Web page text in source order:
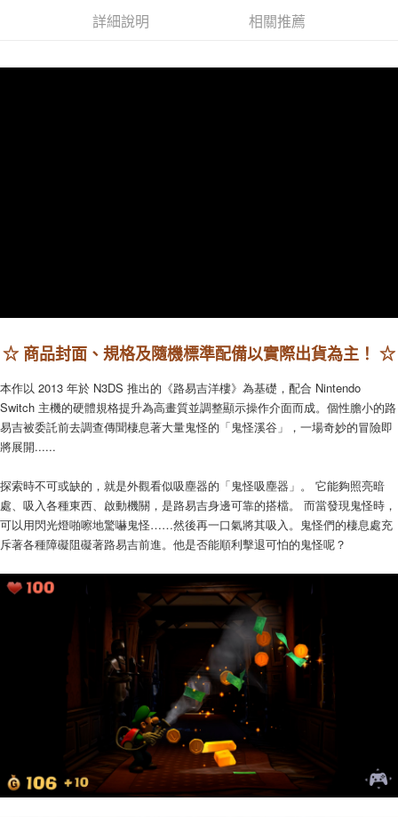
每筆NT$60，滿NT$1,290(含以上)免運費
每筆NT$60，滿NT$1,290(含以上)免運費
每筆NT$200
詳細說明 相關推薦
☆ 商品封面、規格及隨機標準配備以實際出貨為主！ ☆
本作以 2013 年於 N3DS 推出的《路易吉洋樓》為基礎，配合 Nintendo
Switch 主機的硬體規格提升為高畫質並調整顯示操作介面而成。個性膽小的路
易吉被委託前去調查傳聞棲息著大量鬼怪的「鬼怪溪谷」，一場奇妙的冒險即
將展開......
探索時不可或缺的，就是外觀看似吸塵器的「鬼怪吸塵器」。 它能夠照亮暗
處、吸入各種東西、啟動機關，是路易吉身邊可靠的搭檔。 而當發現鬼怪時，
可以用閃光燈啪嚓地驚嚇鬼怪……然後再一口氣將其吸入。鬼怪們的棲息處充
斥著各種障礙阻礙著路易吉前進。他是否能順利擊退可怕的鬼怪呢？